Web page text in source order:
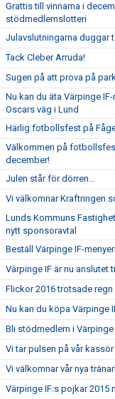
Grattis till vinnarna i
stödmedlemslotteri
Julavslutningarna duggar
Tack Cleber Arruda!
Sugen på att prova på
Nu kan du äta Värpinge
Oscars väg i Lund
Härlig fotbollsfest på
Välkommen på
december!
Julen står för dörren...
Vi välkomnar Kraftringen
Lunds Kommuns
nytt sponsoravtal
Beställ Värpinge IF-
Värpinge IF är nu anslutet
Flickor 2016 trotsade
Nu kan du köpa Värpinge
Bli stödmedlem i Värpinge
Vi tar pulsen på vår kassör
Vi välkomnar vår nya
Värpinge IF:s pojkar 2015